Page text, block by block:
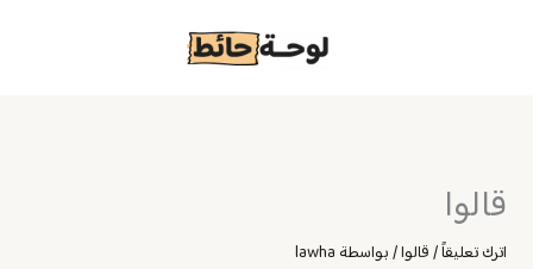
قالوا
اترك تعليقاً/قالوا/ بواسطة lawha